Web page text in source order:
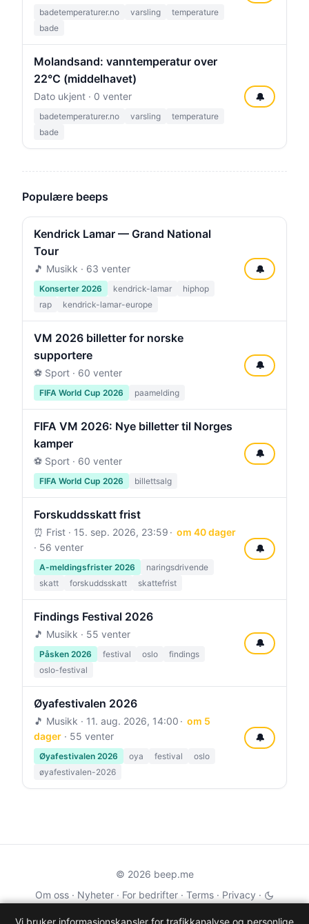
badetemperaturer.no varsling
temperature
bade
Molandsand: vanntemperatur over
22°C (middelhavet)
Dato ukjent · 0 venter
badetemperaturer.no varsling
temperature
bade
🔔
Populære beeps
Kendrick Lamar — Grand National
Tour
🎵 Musikk · 63 venter
Konserter 2026 kendrick-lamar
hiphop
rap
kendrick-lamar-europe
🔔
VM 2026 billetter for norske
supportere
⚽ Sport · 60 venter
FIFA World Cup 2026 paamelding
🔔
FIFA VM 2026: Nye billetter til Norges
kamper
⚽ Sport · 60 venter
FIFA World Cup 2026 billettsalg
🔔
Forskuddsskatt frist
⏰ Frist · 15. sep. 2026, 23:59
om 40 dager
· 56 venter
A-meldingsfrister 2026
naringsdrivende
skatt
forskuddsskatt skattefrist
🔔
Findings Festival 2026
🎵 Musikk · 55 venter
Påsken 2026 festival oslo
findings
oslo-festival
🔔
Øyafestivalen 2026
🎵 Musikk · 11. aug. 2026, 14:00
om 5
dager · 55 venter
Øyafestivalen 2026 oya festival
oslo
øyafestivalen-2026
🔔
© 2026 beep.me
Om oss · Nyheter · For bedrifter · Terms · Privacy ·
·Wikidata·OMDb
Vi bruker informasjonskapsler for trafikkanalyse og personlige